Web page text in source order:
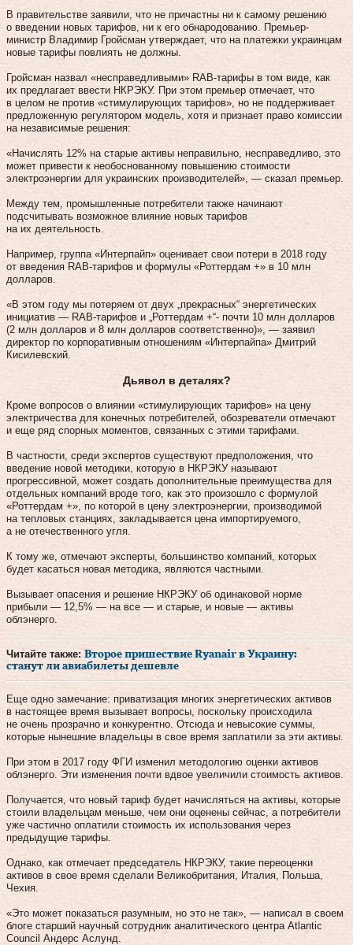
В правительстве заявили, что не причастны ни к самому решению
о введении новых тарифов, ни к его обнародованию. Премьер-
министр Владимир Гройсман утверждает, что на платежки украинцам
новые тарифы повлиять не должны.
Гройсман назвал «несправедливыми» RAB-тарифы в том виде, как
их предлагает ввести НКРЭКУ. При этом премьер отмечает, что
в целом не против «стимулирующих тарифов», но не поддерживает
предложенную регулятором модель, хотя и признает право комиссии
на независимые решения:
«Начислять 12% на старые активы неправильно, несправедливо, это
может привести к необоснованному повышению стоимости
электроэнергии для украинских производителей», — сказал премьер.
Между тем, промышленные потребители также начинают
подсчитывать возможное влияние новых тарифов
на их деятельность.
Например, группа «Интерпайп» оценивает свои потери в 2018 году
от введения RAB-тарифов и формулы «Роттердам +» в 10 млн
долларов.
«В этом году мы потеряем от двух „прекрасных“ энергетических
инициатив — RAB-тарифов и „Роттердам +“- почти 10 млн долларов
(2 млн долларов и 8 млн долларов соответственно)», — заявил
директор по корпоративным отношениям «Интерпайпа» Дмитрий
Кисилевский.
Дьявол в деталях?
Кроме вопросов о влиянии «стимулирующих тарифов» на цену
электричества для конечных потребителей, обозреватели отмечают
и еще ряд спорных моментов, связанных с этими тарифами.
В частности, среди экспертов существуют предположения, что
введение новой методики, которую в НКРЭКУ называют
прогрессивной, может создать дополнительные преимущества для
отдельных компаний вроде того, как это произошло с формулой
«Роттердам +», по которой в цену электроэнергии, производимой
на тепловых станциях, закладывается цена импортируемого,
а не отечественного угля.
К тому же, отмечают эксперты, большинство компаний, которых
будет касаться новая методика, являются частными.
Вызывает опасения и решение НКРЭКУ об одинаковой норме
прибыли — 12,5% — на все — и старые, и новые — активы
облэнерго.
Читайте также: Второе пришествие Ryanair в Украину:
станут ли авиабилеты дешевле
Еще одно замечание: приватизация многих энергетических активов
в настоящее время вызывает вопросы, поскольку происходила
не очень прозрачно и конкурентно. Отсюда и невысокие суммы,
которые нынешние владельцы в свое время заплатили за эти активы.
При этом в 2017 году ФГИ изменил методологию оценки активов
облэнерго. Эти изменения почти вдвое увеличили стоимость активов.
Получается, что новый тариф будет начисляться на активы, которые
стоили владельцам меньше, чем они оценены сейчас, а потребители
уже частично оплатили стоимость их использования через
предыдущие тарифы.
Однако, как отмечает председатель НКРЭКУ, такие переоценки
активов в свое время сделали Великобритания, Италия, Польша,
Чехия.
«Это может показаться разумным, но это не так», — написал в своем
блоге старший научный сотрудник аналитического центра Atlantic
Council Андерс Аслунд.